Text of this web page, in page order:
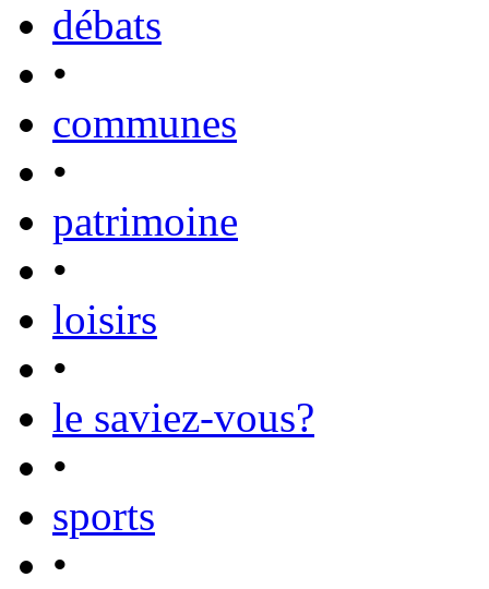
débats
•
communes
•
patrimoine
•
loisirs
•
le saviez-vous?
•
sports
•